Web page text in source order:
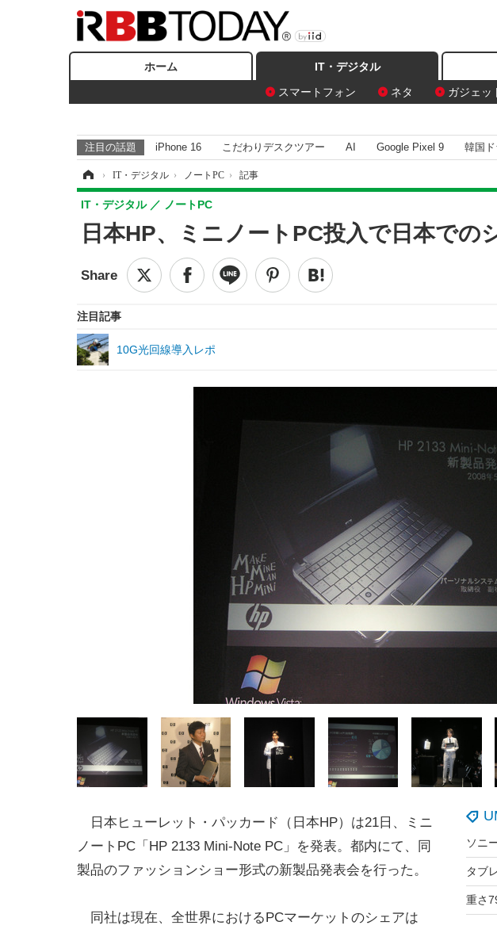
ホーム
IT・デジタル
スマートフォン
ネタ ガジェッ
注目の話題 iPhone 16 こだわりデスクツアー AI Google Pixel 9 韓国
› IT・デジタル › ノートPC › 記事
日本HP、ミニノートPC投入で日本での
IT・デジタル ノートPC
注目記事
10G光回線導入レポ
日本ヒューレット・パッカード（日本HP）は21日、ミニ
ノートPC「HP 2133 Mini-Note PC」を発表。都内にて、同
製品のファッションショー形式の新製品発表会を行った。
同社は現在、全世界におけるPCマーケットのシェアは